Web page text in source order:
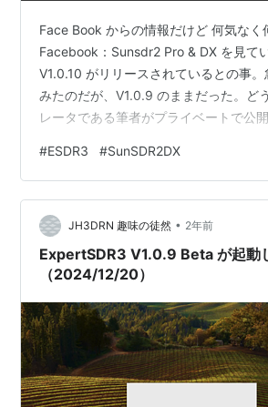
Face Book からの情報だけど 何気なく
Facebook：Sunsdr2 Pro & DX を見て
V1.0.10 がリリースされているとの事
みたのだが、V1.0.9 のままだった。ど
レータである筆者がプライベートで公開
FBのメンバーになると閲覧出来ます）
じ。 ESDR3 V1.0.10 の画面 リリース
新機能 ・リモートデバイスへの接続メ
れた。 ・ERSのログインとパスワード
コンテキストメニュ…
#ESDR3 #SunSDR2DX
JH3DRN 趣味の徒然 • 2年前
ExpertSDR3 V1.0.9 Beta が起動
（2024/12/20）